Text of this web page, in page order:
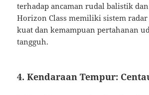
terhadap ancaman rudal balistik dan
Horizon Class memiliki sistem radar
kuat dan kemampuan pertahanan
tangguh.
4. Kendaraan Tempur: